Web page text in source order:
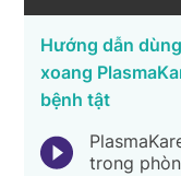
Hướng dẫn
xoang
bệnh tật
trong